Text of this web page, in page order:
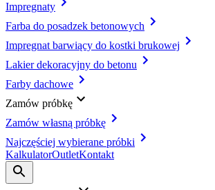
Impregnaty
Farba do posadzek betonowych
Impregnat barwiący do kostki brukowej
Lakier dekoracyjny do betonu
Farby dachowe
Zamów próbkę
Zamów własną próbkę
Najczęściej wybierane próbki
KalkulatorOutletKontakt